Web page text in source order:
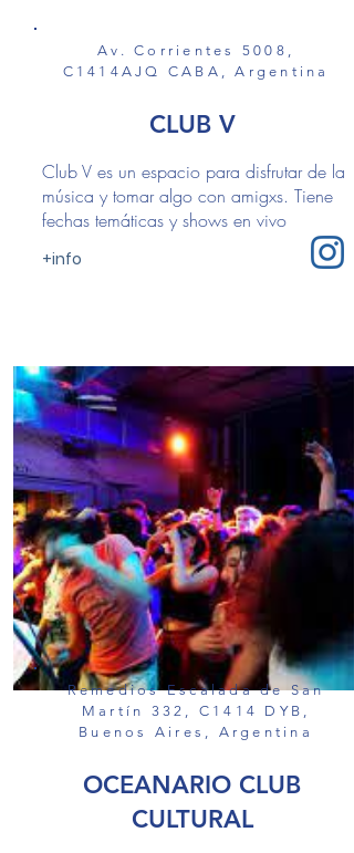
Av. Corrientes 5008,
C1414AJQ CABA, Argentina
CLUB V
Club V es un espacio para disfrutar de la
música y tomar algo con amigxs. Tiene
fechas temáticas y shows en vivo
+info
Remedios Escalada de San
Martín 332, C1414 DYB,
Buenos Aires, Argentina
OCEANARIO CLUB
CULTURAL